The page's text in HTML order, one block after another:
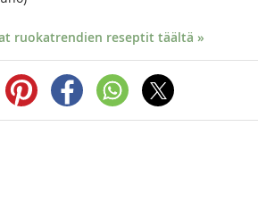
ruokatrendien reseptit täältä »